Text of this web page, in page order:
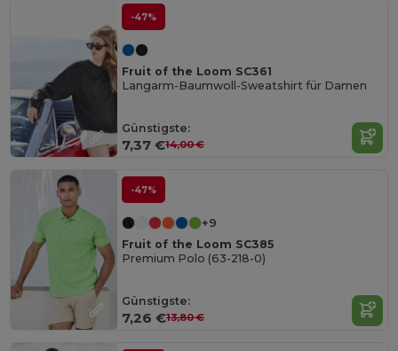
-47%
Fruit of the Loom SC361
Langarm-Baumwoll-Sweatshirt für Damen
Günstigste:
7,37 €14,00 €
-47%
+9
Fruit of the Loom SC385
Premium Polo (63-218-0)
Günstigste:
7,26 €13,80 €